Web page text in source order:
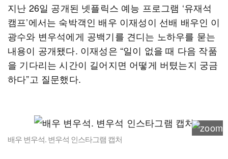
지난 26일 공개된 넷플릭스 예능 프로그램 ‘유재석
캠프’에서는 숙박객인 배우 이재성이 선배 배우인 이
광수와 변우석에게 공백기를 견디는 노하우를 묻는
내용이 공개됐다. 이재성은 “일이 없을 때 다음 작품
을 기다리는 시간이 길어지면 어떻게 버텼는지 궁금
하다”고 질문했다.
배우 변우석. 변우석 인스타그램 캡처